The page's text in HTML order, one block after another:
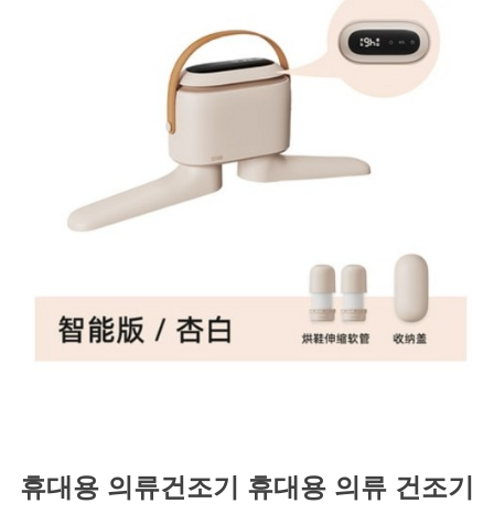
휴대용 의류건조기 휴대용 의류 건조기